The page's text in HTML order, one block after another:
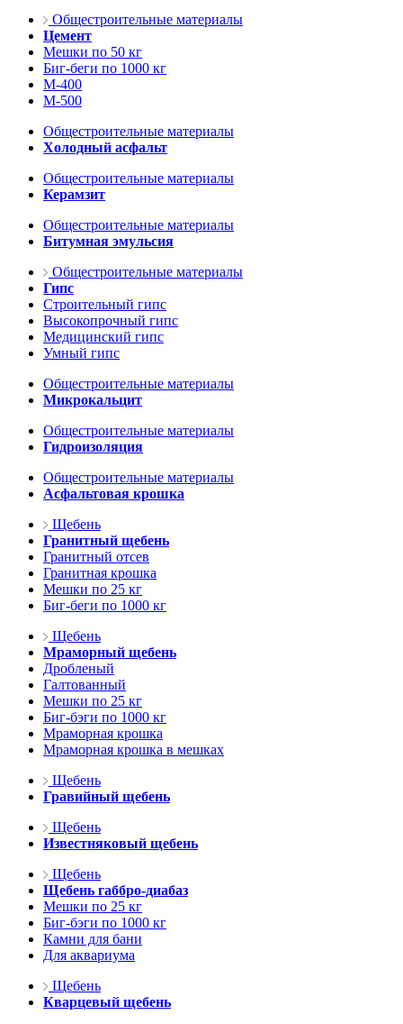
Общестроительные материалы
Цемент
Мешки по 50 кг
Биг-беги по 1000 кг
М-400
М-500
Общестроительные материалы
Холодный асфальт
Общестроительные материалы
Керамзит
Общестроительные материалы
Битумная эмульсия
Общестроительные материалы
Гипс
Строительный гипс
Высокопрочный гипс
Медицинский гипс
Умный гипс
Общестроительные материалы
Микрокальцит
Общестроительные материалы
Гидроизоляция
Общестроительные материалы
Асфальтовая крошка
Щебень
Гранитный щебень
Гранитный отсев
Гранитная крошка
Мешки по 25 кг
Биг-беги по 1000 кг
Щебень
Мраморный щебень
Дробленый
Галтованный
Мешки по 25 кг
Биг-бэги по 1000 кг
Мраморная крошка
Мраморная крошка в мешках
Щебень
Гравийный щебень
Щебень
Известняковый щебень
Щебень
Щебень габбро-диабаз
Мешки по 25 кг
Биг-бэги по 1000 кг
Камни для бани
Для аквариума
Щебень
Кварцевый щебень